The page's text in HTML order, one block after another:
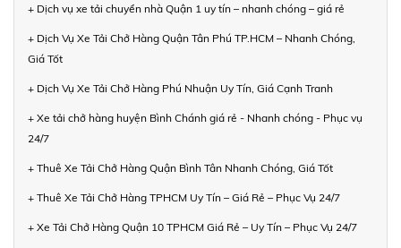
+ Dịch vụ xe tải chuyển nhà Quận 1 uy tín – nhanh chóng – giá rẻ
+ Dịch Vụ Xe Tải Chở Hàng Quận Tân Phú TP.HCM – Nhanh Chóng,
Giá Tốt
+ Dịch Vụ Xe Tải Chở Hàng Phú Nhuận Uy Tín, Giá Cạnh Tranh
+ Xe tải chở hàng huyện Bình Chánh giá rẻ - Nhanh chóng - Phục vụ
24/7
+ Thuê Xe Tải Chở Hàng Quận Bình Tân Nhanh Chóng, Giá Tốt
+ Thuê Xe Tải Chở Hàng TPHCM Uy Tín – Giá Rẻ – Phục Vụ 24/7
+ Xe Tải Chở Hàng Quận 10 TPHCM Giá Rẻ – Uy Tín – Phục Vụ 24/7